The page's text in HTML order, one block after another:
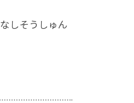
しそうしゅん